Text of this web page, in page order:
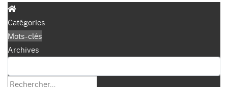
Catégories
Mots-clés
Archives